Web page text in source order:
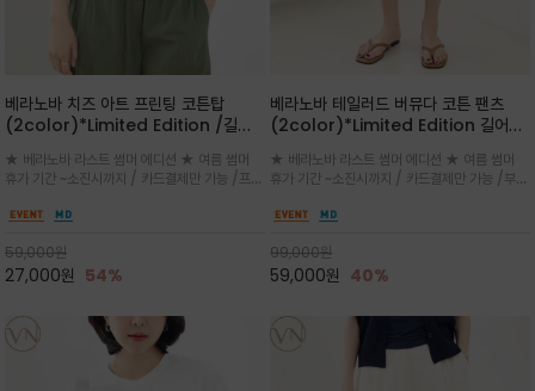
베라노바 치즈 아트 프린팅 코튼탑
(2color)*Limited Edition /길어
세요 ^^
★ 베라노바 라스트 썸머 에디션 ★ 여름 썸머
휴가 기간 ~소진시까지 / 카드결제만 가능 /프론
러스트 프린트가 더해져 과하지 않으면서도 세련
59,000원
27,000원 54%
베라노바 테일러드 버뮤다 코튼 팬츠
(2color)*Limited Edition 길어진
^^
★ 베라노바 라스트 썸머 에디션 ★ 여름 썸머
휴가 기간 ~소진시까지 / 카드결제만 가능 /부드
은은한 매트 컬러가 고급스러운 분위기
99,000원
59,000원 40%